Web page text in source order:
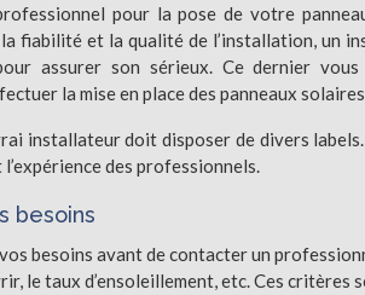
pour la pose de votre
fiabilité et la qualité de l’installation, un
assurer son sérieux. Ce dernier
la mise en place des panneaux
installateur doit disposer de divers
des professionnels.
besoins
besoins avant de contacter un
le taux d’ensoleillement, etc. Ces